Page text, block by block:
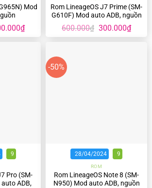
Mod
₫Giá
hiện
300.000₫.
Rom LineageOS J7 Prime (SM-
G610F) Mod auto ADB, nguồn
600.000₫ Giá
300.000₫Giá
hiện
9
Pro (SM-
ADB,
-50%
28/04/2024 9
ROM
Rom LineageOS Note 8 (SM-
N950) Mod auto ADB, nguồn